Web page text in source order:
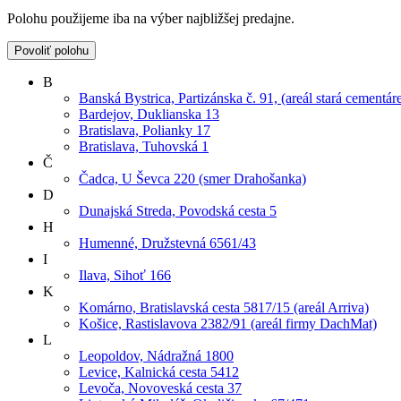
Polohu použijeme iba na výber najbližšej predajne.
Povoliť polohu
B
Banská Bystrica, Partizánska č. 91, (areál stará
Bardejov, Duklianska 13
Bratislava, Polianky 17
Bratislava, Tuhovská 1
Č
Čadca, U Ševca 220 (smer Drahošanka)
D
Dunajská Streda, Povodská cesta 5
H
Humenné, Družstevná 6561/43
I
Ilava, Sihoť 166
K
Komárno, Bratislavská cesta 5817/15 (areál Arriva)
Košice, Rastislavova 2382/91 (areál firmy DachMat)
L
Leopoldov, Nádražná 1800
Levice, Kalnická cesta 5412
Levoča, Novoveská cesta 37